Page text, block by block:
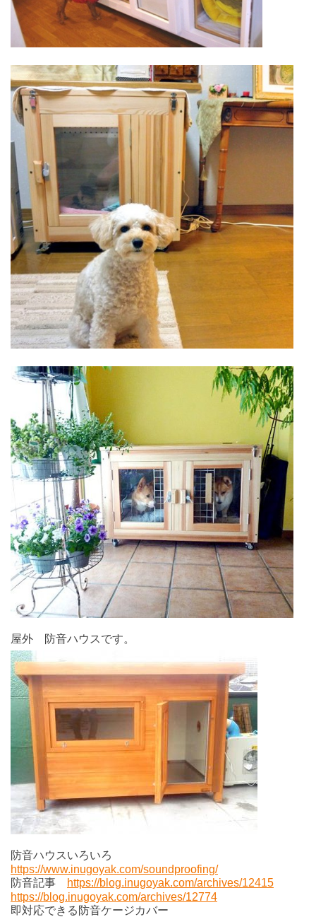
屋外 防音ハウスです。
防音ハウスいろいろ
https://www.inugoyak.com/soundproofing/
防音記事
https://blog.inugoyak.com/archives/12415
https://blog.inugoyak.com/archives/12774
即対応できる防音ケージカバー